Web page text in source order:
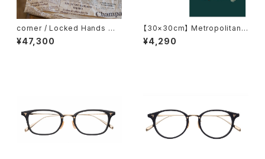
corner / Locked Hands コ
ーナー ロックドハンズ <orner
¥47,300
【30×30cm】 Metropolitan
Crossbottle メトロポリタンク
ロスボトル REST / MIHO MU
¥4,290